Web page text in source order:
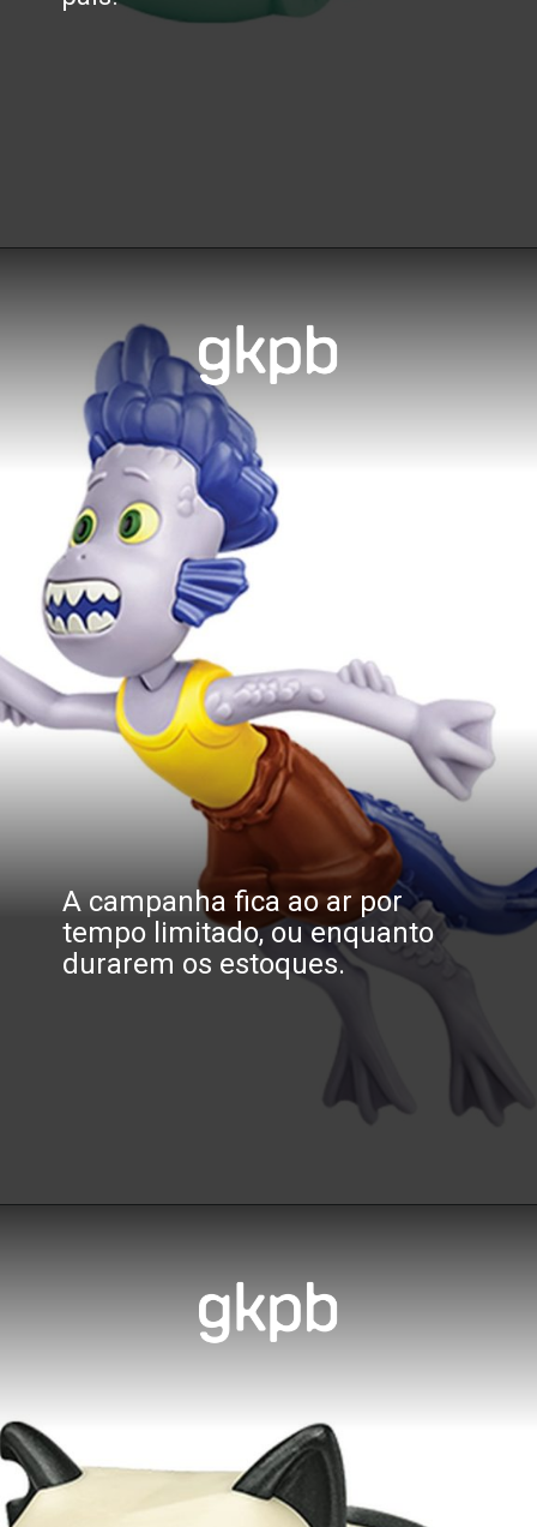
A campanha fica ao ar por
tempo limitado, ou enquanto
durarem os estoques.